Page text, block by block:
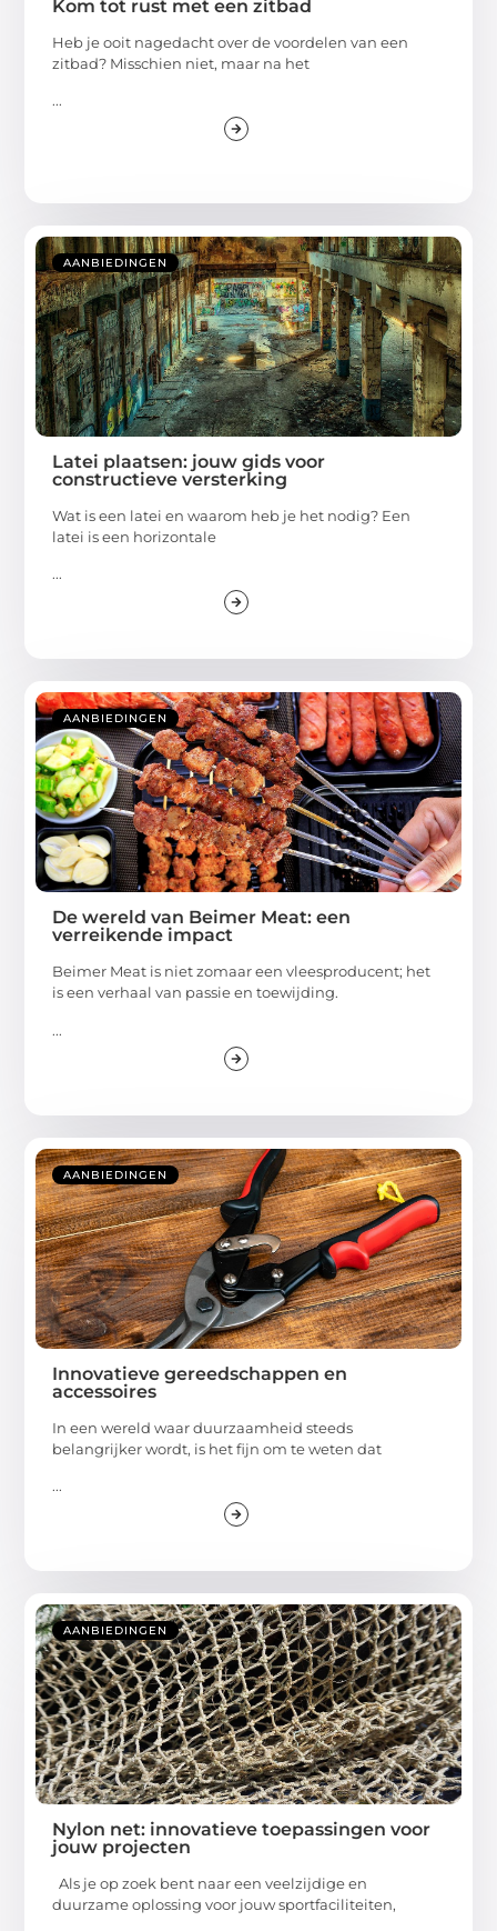
Kom tot rust met een zitbad
Heb je ooit nagedacht over de voordelen van een
zitbad? Misschien niet, maar na het
...
AANBIEDINGEN
Latei plaatsen: jouw gids voor
constructieve versterking
Wat is een latei en waarom heb je het nodig? Een
latei is een horizontale
...
AANBIEDINGEN
De wereld van Beimer Meat: een
verreikende impact
Beimer Meat is niet zomaar een vleesproducent; het
is een verhaal van passie en toewijding.
...
AANBIEDINGEN
Innovatieve gereedschappen en
accessoires
In een wereld waar duurzaamheid steeds
belangrijker wordt, is het fijn om te weten dat
...
AANBIEDINGEN
Nylon net: innovatieve toepassingen voor
jouw projecten
Als je op zoek bent naar een veelzijdige en
duurzame oplossing voor jouw sportfaciliteiten,